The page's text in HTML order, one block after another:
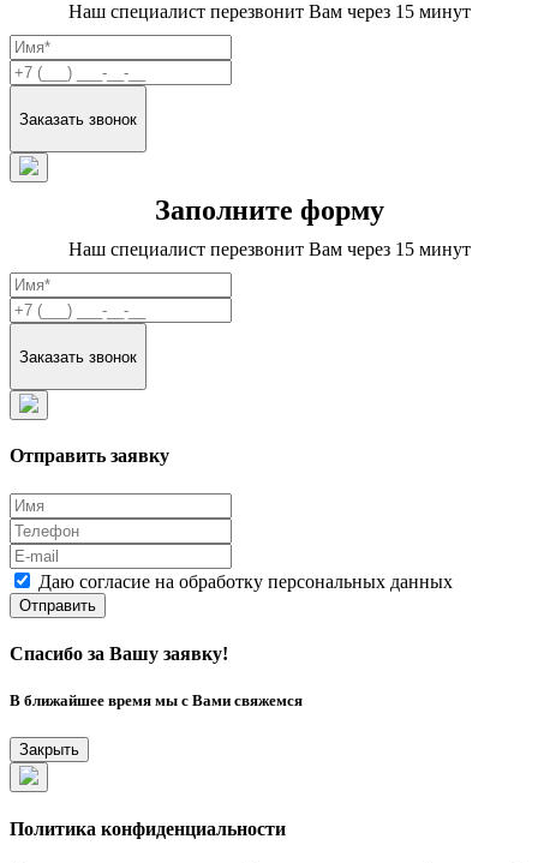
Наш специалист перезвонит Вам через 15 минут
Заполните форму
Наш специалист перезвонит Вам через 15 минут
Отправить заявку
Даю согласие на обработку персональных данных
Отправить
Спасибо за Вашу заявку!
В ближайшее время мы с Вами свяжемся
Закрыть
Политика конфиденциальности